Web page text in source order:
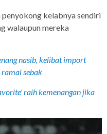
penyokong kelabnya sendiri
walaupun mereka
nasib, kelibat import
ramai sebak
raih kemenangan jika